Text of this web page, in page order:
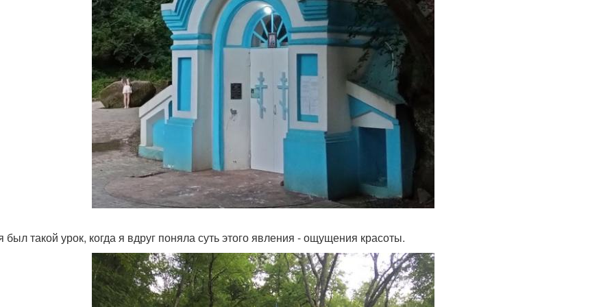
был такой урок, когда я вдруг поняла суть этого явления - ощущения красоты.